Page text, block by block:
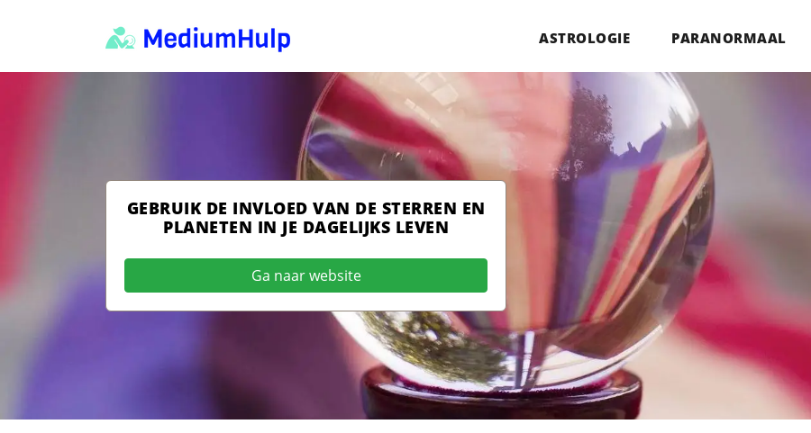
ASTROLOGIE PARANORMAAL
GEBRUIK DE INVLOED VAN DE STERREN EN
PLANETEN IN JE DAGELIJKS LEVEN
Ga naar website